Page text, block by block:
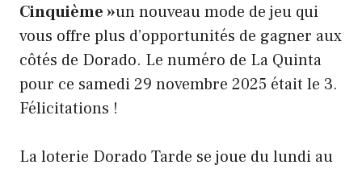
Cinquième »un nouveau mode de jeu qui
vous offre plus d’opportunités de gagner aux
côtés de Dorado. Le numéro de La Quinta
pour ce samedi 29 novembre 2025 était le 3.
Félicitations !
La loterie Dorado Tarde se joue du lundi au